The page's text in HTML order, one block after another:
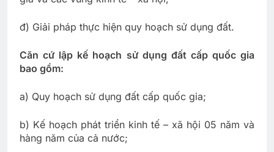
đ) Giải pháp thực hiện quy hoạch sử dụng đất.
Căn cứ lập kế hoạch sử dụng đất cấp quốc gia
bao gồm:
a) Quy hoạch sử dụng đất cấp quốc gia;
b) Kế hoạch phát triển kinh tế – xã hội 05 năm và
hàng năm của cả nước;